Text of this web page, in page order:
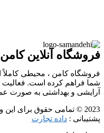
فروشگاه آنلاین کامن
فروشگاه کامن ، محیطی کاملاً
شما فراهم کرده است. فعالیت
آرایشی و بهداشتی به صورت
2023 © تمامی حقوق
پشتیبانی : داده تجارت